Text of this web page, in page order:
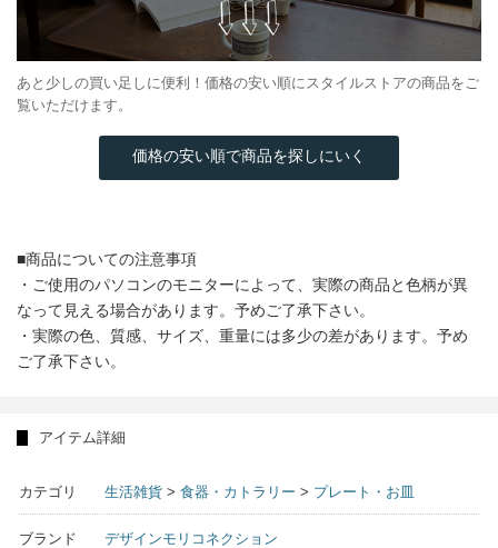
あと少しの買い足しに便利！価格の安い順にスタイルストアの商品をご
覧いただけます。
価格の安い順で商品を探しにいく
■商品についての注意事項
・ご使用のパソコンのモニターによって、実際の商品と色柄が異
なって見える場合があります。予めご了承下さい。
・実際の色、質感、サイズ、重量には多少の差があります。予め
ご了承下さい。
アイテム詳細
カテゴリ 生活雑貨 > 食器・カトラリー > プレート・お皿
ブランド デザインモリコネクション